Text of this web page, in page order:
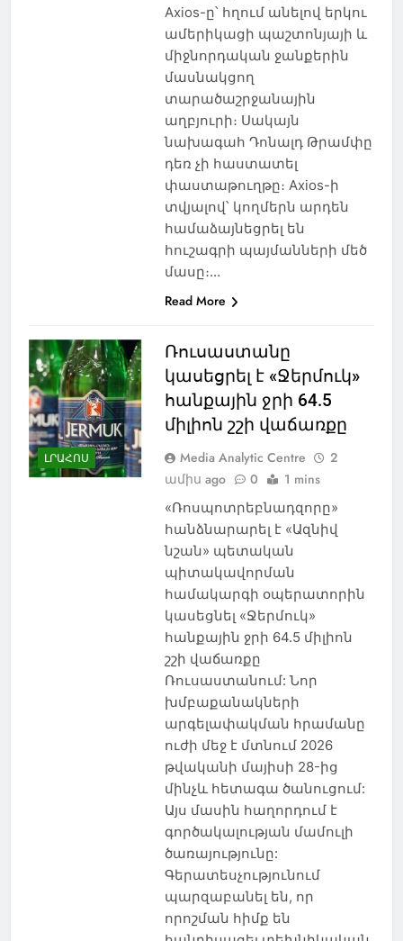
Axios-ը՝ հղում անելով երկու
ամերիկացի պաշտոնյայի և
միջնորդական ջանքերին
մասնակցող
տարածաշրջանային
աղբյուրի։ Սակայն
նախագահ Դոնալդ Թրամփը
դեռ չի հաստատել
փաստաթուղթը։ Axios-ի
տվյալով՝ կողմերն արդեն
համաձայնեցրել են
հուշագրի պայմանների մեծ
մասը։…
Read More
ԼՐԱՀՈՍ
Ռուսաստանը
կասեցրել է «Ջերմուկ»
հանքային ջրի 64.5
միլիոն շշի վաճառքը
Media Analytic Centre
2
ամիս ago
0 1 mins
«Ռոսպոտրեբնադզորը»
հանձնարարել է «Ազնիվ
նշան» պետական ​​
պիտակավորման
համակարգի օպերատորին
կասեցնել «Ջերմուկ»
հանքային ջրի 64.5 միլիոն
շշի վաճառքը
Ռուսաստանում: Նոր
խմբաքանակների
արգելափակման հրամանը
ուժի մեջ է մտնում 2026
թվականի մայիսի 28-ից
մինչև հետագա ծանուցում:
Այս մասին հաղորդում է
գործակալության մամուլի
ծառայությունը:
Գերատեսչությունում
պարզաբանել են, որ
որոշման հիմք են